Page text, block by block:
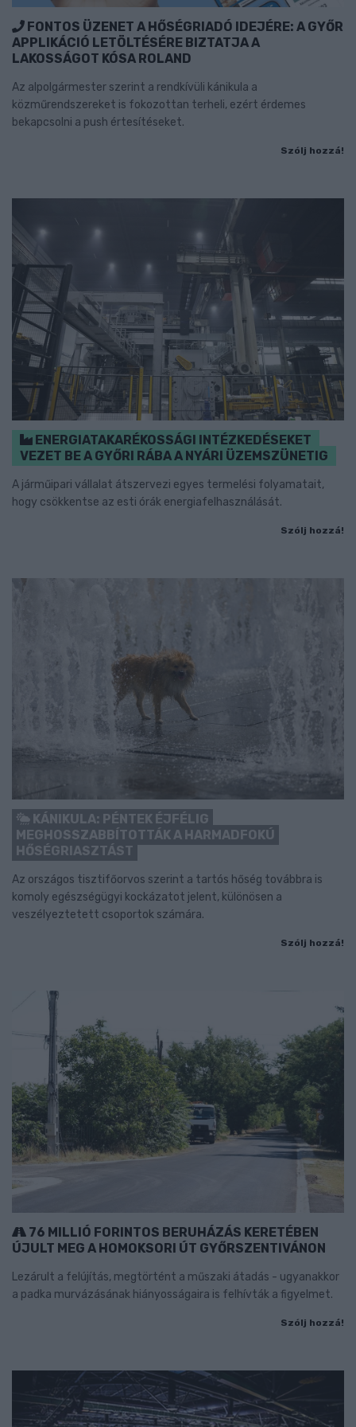
FONTOS ÜZENET A HŐSÉGRIADÓ IDEJÉRE: A GYŐR
APPLIKÁCIÓ LETÖLTÉSÉRE BIZTATJA A
LAKOSSÁGOT KÓSA ROLAND
Az alpolgármester szerint a rendkívüli kánikula a
közműrendszereket is fokozottan terheli, ezért érdemes
bekapcsolni a push értesítéseket.
Szólj hozzá!
ENERGIATAKARÉKOSSÁGI INTÉZKEDÉSEKET
VEZET BE A GYŐRI RÁBA A NYÁRI ÜZEMSZÜNETIG
A járműipari vállalat átszervezi egyes termelési folyamatait,
hogy csökkentse az esti órák energiafelhasználását.
Szólj hozzá!
KÁNIKULA: PÉNTEK ÉJFÉLIG
MEGHOSSZABBÍTOTTÁK A HARMADFOKÚ
HŐSÉGRIASZTÁST
Az országos tisztifőorvos szerint a tartós hőség továbbra is
komoly egészségügyi kockázatot jelent, különösen a
veszélyeztetett csoportok számára.
Szólj hozzá!
76 MILLIÓ FORINTOS BERUHÁZÁS KERETÉBEN
ÚJULT MEG A HOMOKSORI ÚT GYŐRSZENTIVÁNON
Lezárult a felújítás, megtörtént a műszaki átadás - ugyanakkor
a padka murvázásának hiányosságaira is felhívták a figyelmet.
Szólj hozzá!